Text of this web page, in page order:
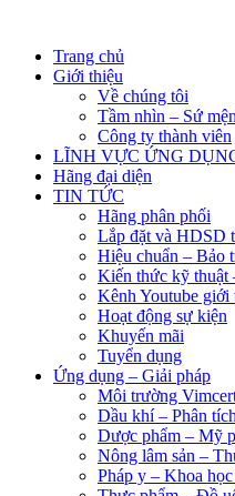
Trang chủ
Giới thiệu
Về chúng tôi
Tầm nhìn – Sứ
Công ty thành viên
LĨNH VỰC ỨNG
Hãng đại diện
TIN TỨC
Hãng phân phối
Lắp đặt và HDSD
Hiệu chuẩn – Bảo
Kiến thức kỹ thuật
Kênh Youtube giới
Hoạt động sự kiện
Khuyến mãi
Tuyển dụng
Ứng dụng – Giải pháp
Môi trường
Dầu khí – Phân
Dược phẩm – Mỹ
Nông lâm sản –
Pháp y – Khoa